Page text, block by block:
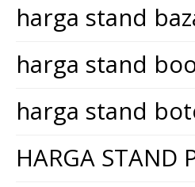
harga stand
harga stand
harga stand
HARGA STAND